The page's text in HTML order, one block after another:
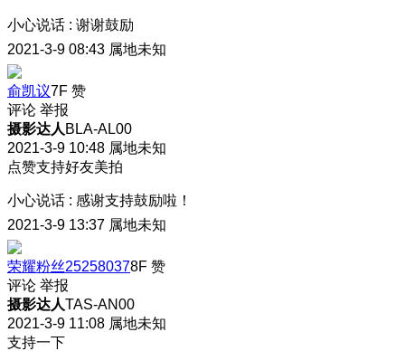
小心说话 : 谢谢鼓励
2021-3-9 08:43 属地未知
俞凯议7F 赞
评论 举报
摄影达人 BLA-AL00
2021-3-9 10:48 属地未知
点赞支持好友美拍
小心说话 : 感谢支持鼓励啦！
2021-3-9 13:37 属地未知
荣耀粉丝252580378F 赞
评论 举报
摄影达人TAS-AN00
2021-3-9 11:08 属地未知
支持一下